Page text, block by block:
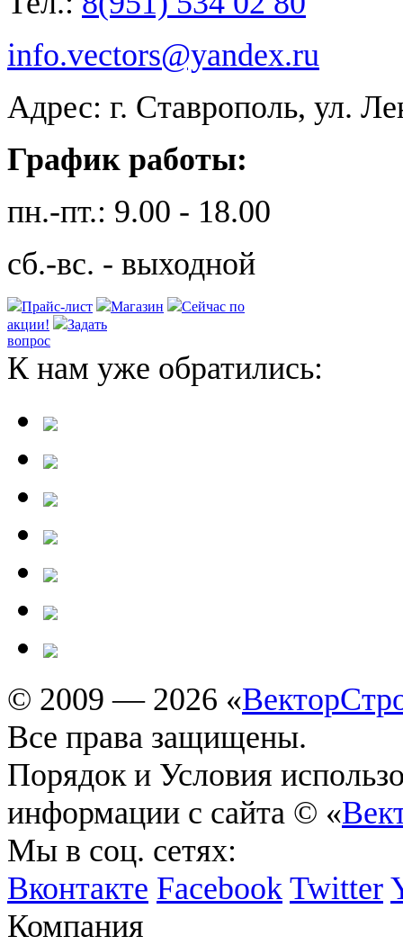
info.vectors@yandex.ru
Адрес: г. Ставрополь, ул.
График работы:
пн.-пт.: 9.00 - 18.00
сб.-вс. - выходной
Прайс-лист Магазин
Сейчас по
акции!
Задать
вопрос
К нам уже обратились:
© 2009 — 2026 «
Все права защищены.
Порядок и Условия
информации с сайта © «
Мы в соц. сетях:
Вконтакте Facebook Twitter
Компания